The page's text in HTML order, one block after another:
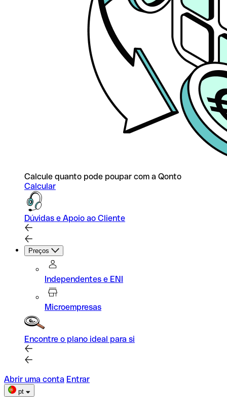
Calcule quanto pode poupar com a Qonto
Calcular
Dúvidas e Apoio ao Cliente
Preços
Independentes e ENI
Microempresas
Encontre o plano ideal para si
Abrir uma conta Entrar
pt